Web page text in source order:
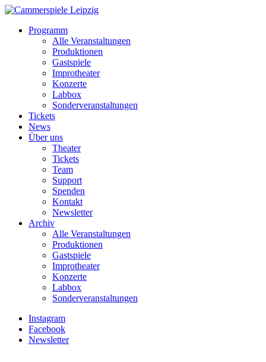
Programm
Alle Veranstaltungen
Produktionen
Gastspiele
Improtheater
Konzerte
Labbox
Sonderveranstaltungen
Tickets
News
Über uns
Theater
Tickets
Team
Support
Spenden
Kontakt
Newsletter
Archiv
Alle Veranstaltungen
Produktionen
Gastspiele
Improtheater
Konzerte
Labbox
Sonderveranstaltungen
Instagram
Facebook
Newsletter